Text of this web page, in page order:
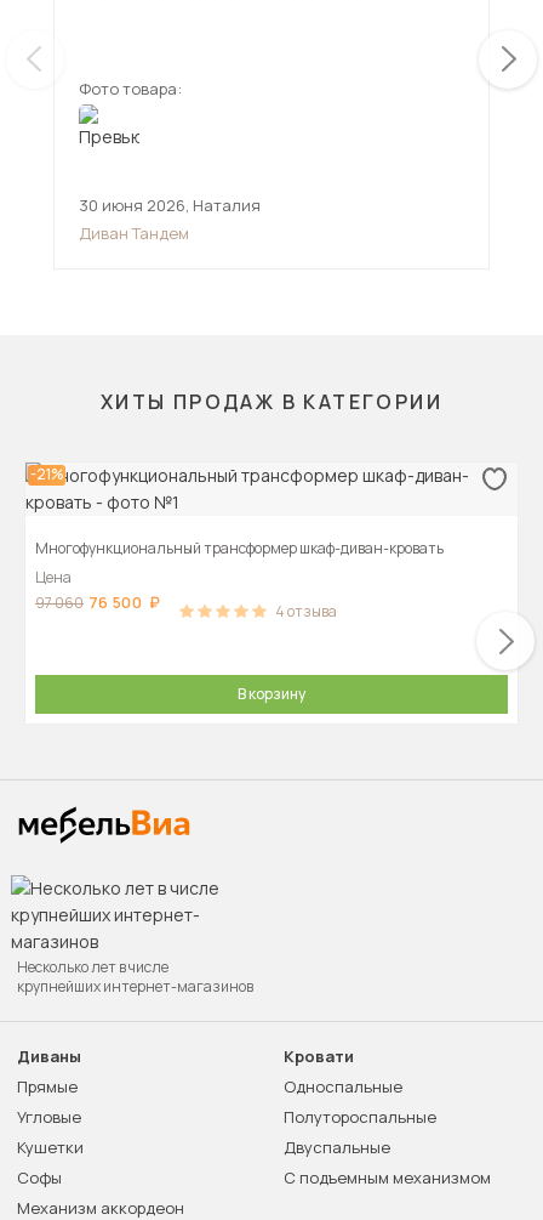
Фото товара:
30 июня 2026, Наталия
Диван Тандем
ХИТЫ ПРОДАЖ В КАТЕГОРИИ
-21%
Многофункциональный трансформер шкаф-диван-кровать
Цена
97 060 76 500 4отзыва
В корзину
Несколько лет в числе
крупнейших интернет-магазинов
Диваны
Прямые
Угловые
Кушетки
Софы
Механизм аккордеон
Кровати
Односпальные
Полутороспальные
Двуспальные
С подъемным механизмом